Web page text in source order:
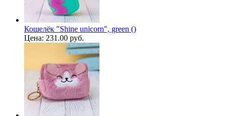
Кошелёк "Shine unicorn", green ()
Цена: 231.00 руб.